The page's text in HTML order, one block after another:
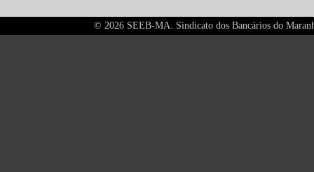
© 2026 SEEB-MA. Sindicato dos Bancários do